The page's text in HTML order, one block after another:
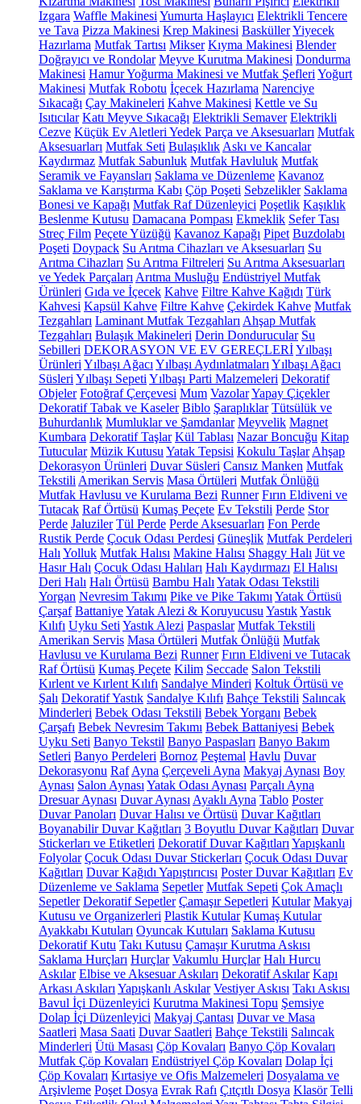
Izgara Waffle Makinesi Yumurta Haşlayıcı Elektrikli Tencere
ve Tava Pizza Makinesi Krep Makinesi BasküllerYiyecek
Hazırlama Mutfak Tartısı Mikser Kıyma Makinesi Blender
Doğrayıcı ve Rondolar Meyve Kurutma Makinesi Dondurma
Makinesi Hamur Yoğurma Makinesi ve Mutfak Şefleri Yoğurt
Makinesi Mutfak Robotu İçecek Hazırlama Narenciye
Sıkacağı Çay Makineleri Kahve Makinesi Kettle ve Su
Isıtıcılar Katı Meyve Sıkacağı Elektrikli Semaver Elektrikli
Cezve Küçük Ev Aletleri Yedek Parça ve Aksesuarları Mutfak
Aksesuarları Mutfak Seti Bulaşıklık Askı ve Kancalar
Kaydırmaz Mutfak Sabunluk Mutfak Havluluk Mutfak
Seramik ve Fayansları Saklama ve Düzenleme Kavanoz
Saklama ve Karıştırma Kabı Çöp Poşeti Sebzelikler Saklama
Bonesi ve Kapağı Mutfak Raf Düzenleyici Poşetlik Kaşıklık
Beslenme Kutusu Damacana Pompası Ekmeklik Sefer Tası
Streç Film Peçete Yüzüğü Kavanoz Kapağı Pipet Buzdolabı
Poşeti Doypack Su Arıtma Cihazları ve Aksesuarları Su
Arıtma Cihazları Su Arıtma Filtreleri Su Arıtma Aksesuarları
ve Yedek Parçaları Arıtma Musluğu Endüstriyel Mutfak
Ürünleri Gıda ve İçecek Kahve Filtre Kahve Kağıdı Türk
Kahvesi Kapsül Kahve Filtre Kahve Çekirdek Kahve Mutfak
Tezgahları Laminant Mutfak Tezgahları Ahşap Mutfak
Tezgahları Bulaşık Makineleri Derin Dondurucular Su
Sebilleri DEKORASYON VE EV GEREÇLERİYılbaşı
Ürünleri Yılbaşı Ağacı Yılbaşı Aydınlatmaları Yılbaşı Ağacı
Süsleri Yılbaşı Sepeti Yılbaşı Parti Malzemeleri Dekoratif
Objeler Fotoğraf Çerçevesi Mum VazolarYapay Çiçekler
Dekoratif Tabak ve Kaseler Biblo Şaraplıklar Tütsülük ve
Buhurdanlık Mumluklar ve Şamdanlar Meyvelik Magnet
Kumbara Dekoratif Taşlar Kül Tablası Nazar Boncuğu Kitap
Tutucular Müzik Kutusu Yatak Tepsisi Kokulu Taşlar Ahşap
Dekorasyon Ürünleri Duvar Süsleri Cansız Manken Mutfak
Tekstili Amerikan Servis Masa Örtüleri Mutfak Önlüğü
Mutfak Havlusu ve Kurulama Bezi Runner Fırın Eldiveni ve
Tutacak Raf Örtüsü Kumaş Peçete Ev Tekstili Perde Stor
Perde Jaluziler Tül Perde Perde Aksesuarları Fon Perde
Rustik Perde Çocuk Odası Perdesi Güneşlik Mutfak Perdeleri
Halı Yolluk Mutfak Halısı Makine Halısı Shaggy Halı Jüt ve
Hasır Halı Çocuk Odası Halıları Halı Kaydırmazı El Halısı
Deri Halı Halı Örtüsü Bambu Halı Yatak Odası Tekstili
Yorgan Nevresim Takımı Pike ve Pike Takımı Yatak Örtüsü
Çarşaf BattaniyeYatak Alezi & Koruyucusu YastıkYastık
Kılıfı Uyku Seti Yastık Alezi Paspaslar Mutfak Tekstili
Amerikan Servis Masa Örtüleri Mutfak Önlüğü Mutfak
Havlusu ve Kurulama Bezi Runner Fırın Eldiveni ve Tutacak
Raf Örtüsü Kumaş Peçete Kilim Seccade Salon Tekstili
Kırlent ve Kırlent Kılıfı Sandalye Minderi Koltuk Örtüsü ve
Şalı Dekoratif Yastık Sandalye Kılıfı Bahçe Tekstili Salıncak
Minderleri Bebek Odası Tekstili Bebek Yorganı Bebek
Çarşafı Bebek Nevresim Takımı Bebek Battaniyesi Bebek
Uyku Seti Banyo Tekstil Banyo Paspasları Banyo Bakım
Setleri Banyo Perdeleri Bornoz Peştemal Havlu Duvar
Dekorasyonu Raf Ayna Çerçeveli Ayna Makyaj Aynası Boy
Aynası Salon Aynası Yatak Odası Aynası Parçalı Ayna
Dresuar Aynası Duvar Aynası Ayaklı Ayna Tablo Poster
Duvar Panoları Duvar Halısı ve Örtüsü Duvar Kağıtları
Boyanabilir Duvar Kağıtları 3 Boyutlu Duvar Kağıtları Duvar
Stickerları ve Etiketleri Dekoratif Duvar Kağıtları Yapışkanlı
Folyolar Çocuk Odası Duvar Stickerları Çocuk Odası Duvar
Kağıtları Duvar Kağıdı Yapıştırıcısı Poster Duvar Kağıtları Ev
Düzenleme ve Saklama Sepetler Mutfak Sepeti Çok Amaçlı
Sepetler Dekoratif Sepetler Çamaşır Sepetleri Kutular Makyaj
Kutusu ve Organizerleri Plastik Kutular Kumaş Kutular
Ayakkabı Kutuları Oyuncak Kutuları Saklama Kutusu
Dekoratif Kutu Takı Kutusu Çamaşır Kurutma Askısı
Saklama Hurçları Hurçlar Vakumlu Hurçlar Halı Hurcu
Askılar Elbise ve Aksesuar Askıları Dekoratif Askılar Kapı
Arkası Askıları Yapışkanlı Askılar Vestiyer Askısı Takı Askısı
Bavul İçi Düzenleyici Kurutma Makinesi Topu Şemsiye
Dolap İçi Düzenleyici Makyaj Çantası Duvar ve Masa
Saatleri Masa Saati Duvar Saatleri Bahçe Tekstili Salıncak
Minderleri Ütü Masası Çöp Kovaları Banyo Çöp Kovaları
Mutfak Çöp Kovaları Endüstriyel Çöp Kovaları Dolap İçi
Çöp Kovaları Kırtasiye ve Ofis Malzemeleri Dosyalama ve
Arşivleme Poşet Dosya Evrak Rafı Çıtçıtlı Dosya Klasör Telli